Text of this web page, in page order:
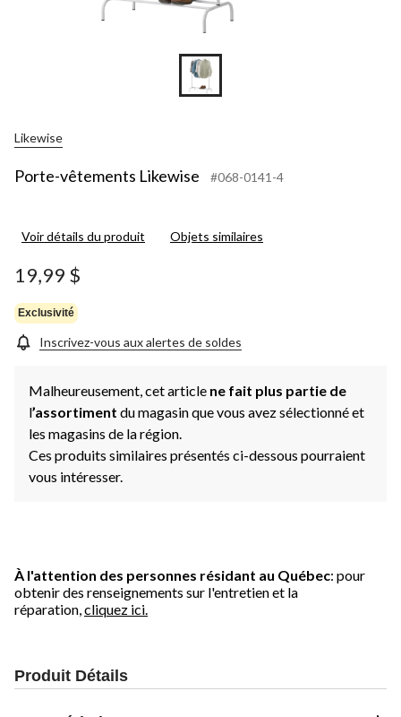
Likewise
Porte-vêtements Likewise #068-0141-4
Voir détails du produit Objets similaires
19,99 $
Exclusivité
Inscrivez-vous aux alertes de soldes
Malheureusement, cet article ne fait plus partie de
l’assortiment du magasin que vous avez sélectionné et
les magasins de la région.
Ces produits similaires présentés ci-dessous pourraient
vous intéresser.
À l'attention des personnes résidant au Québec: pour
obtenir des renseignements sur l'entretien et la
réparation, cliquez ici.
Produit Détails